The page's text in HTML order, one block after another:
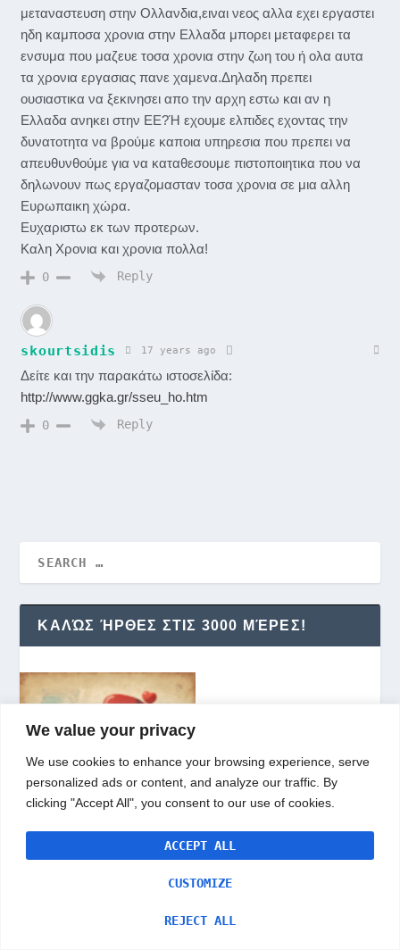
We value your privacy
We use cookies to enhance your browsing experience, serve
personalized ads or content, and analyze our traffic. By
clicking "Accept All", you consent to our use of cookies.
CUSTOMIZE
REJECT ALL
ACCEPT ALL
μεταναστευση στην Ολλανδια,ειναι νεος αλλα εχει εργαστει
ηδη καμποσα χρονια στην Ελλαδα μπορει μεταφερει τα
ενσυμα που μαζευε τοσα χρονια στην ζωη του ή ολα αυτα
τα χρονια εργασιας πανε χαμενα.Δηλαδη πρεπει
ουσιαστικα να ξεκινησει απο την αρχη εστω και αν η
Ελλαδα ανηκει στην ΕΕ?Ή εχουμε ελπιδες εχοντας την
δυνατοτητα να βρούμε καποια υπηρεσια που πρεπει να
απευθυνθούμε για να καταθεσουμε πιστοποιητικα που να
δηλωνουν πως εργαζομασταν τοσα χρονια σε μια αλλη
Ευρωπαικη χώρα.
Ευχαριστω εκ των προτερων.
Καλη Χρονια και χρονια πολλα!
0 Reply
skourtsidis 17 years ago
Δείτε και την παρακάτω ιστοσελίδα:
http://www.ggka.gr/sseu_ho.htm
0 Reply
ΚΑΛΏΣ ΉΡΘΕΣ ΣΤΙΣ 3000 ΜΈΡΕΣ!
Το ιστολόγιο αυτό ξεκίνησε το 2008 από τη Θεσσαλονίκη, ταξίδεψε
Γερμανίας. Η πρώτη πλατφόρμα ήταν το blogger της Google. Σήμερα